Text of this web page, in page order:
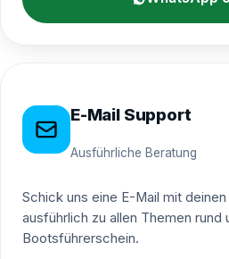
E-Mail Support
Ausführliche Beratung
Schick uns eine E-Mail mit
ausführlich zu allen Themen rund
Bootsführerschein.